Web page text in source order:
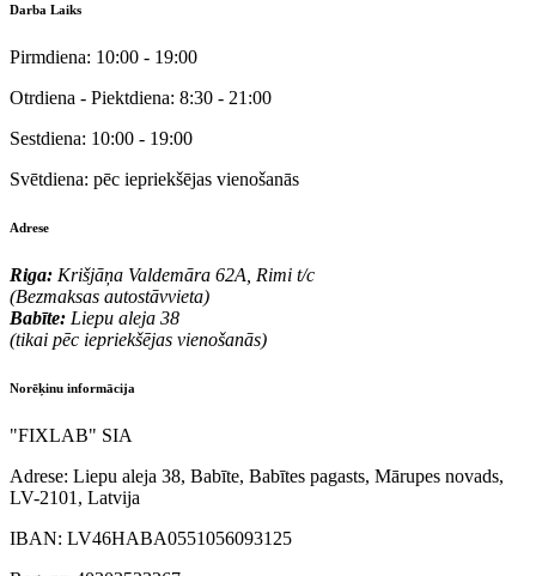
Darba Laiks
Pirmdiena: 10:00 - 19:00
Otrdiena - Piektdiena: 8:30 - 21:00
Sestdiena: 10:00 - 19:00
Svētdiena: pēc iepriekšējas vienošanās
Adrese
Riga: Krišjāņa Valdemāra 62A, Rimi t/c
(Bezmaksas autostāvvieta)
Babīte: Liepu aleja 38
(tikai pēc iepriekšējas vienošanās)
Norēķinu informācija
"FIXLAB" SIA
Adrese: Liepu aleja 38, Babīte, Babītes pagasts, Mārupes novads,
LV-2101, Latvija
IBAN: LV46HABA0551056093125